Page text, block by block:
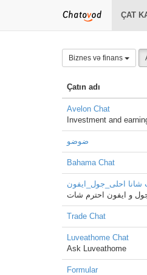
ÇAT
Biznes və finans
Çatın adı
Avelon Chat
Investment and
ضوضو
Bahama Chat
احلى_جول_ايفون
و ايفون احترم شات
Trade Chat
Luveathome Chat
Ask Luveathome
Formular